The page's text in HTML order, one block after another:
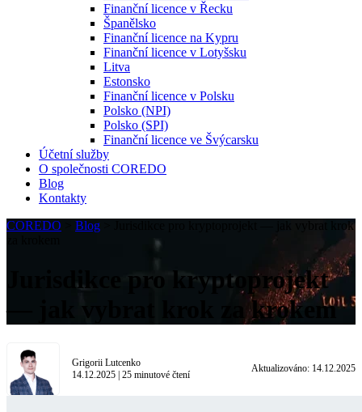
Finanční licence v Řecku
Španělsko
Finanční licence na Kypru
Finanční licence v Lotyšsku
Litva
Estonsko
Finanční licence v Polsku
Polsko (NPI)
Polsko (SPI)
Finanční licence ve Švýcarsku
Účetní služby
O společnosti COREDO
Blog
Kontakty
COREDO
Blog
Jurisdikce pro kryptoprojekt — jak vybrat krok
Jurisdikce pro kryptoprojekt
— jak vybrat krok za krokem
Grigorii Lutcenko
14.12.2025 | 25 minutové čtení
Aktualizováno: 14.12.2025